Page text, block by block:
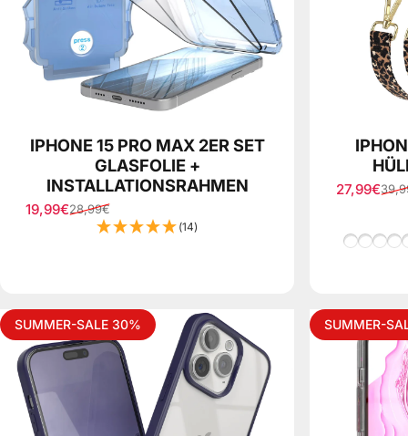
IPHONE 15 PRO MAX 2ER SET
GLASFOLIE +
INSTALLATIONSRAHMEN
Verkaufspreis
19,99€
Normaler Preis
28,99€
(14)
27,99€
Normaler
Beige/
Leo/
SUMMER-SALE 30% SUMMER-